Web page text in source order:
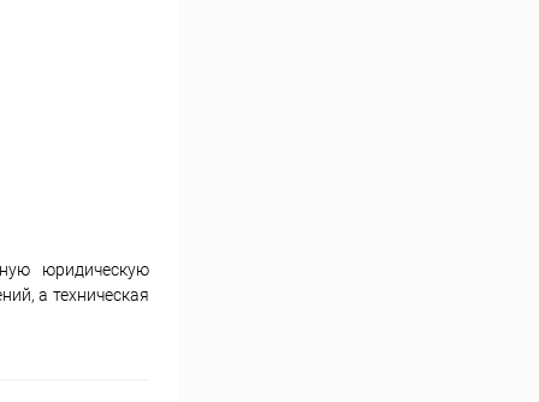
юридическую
а техническая